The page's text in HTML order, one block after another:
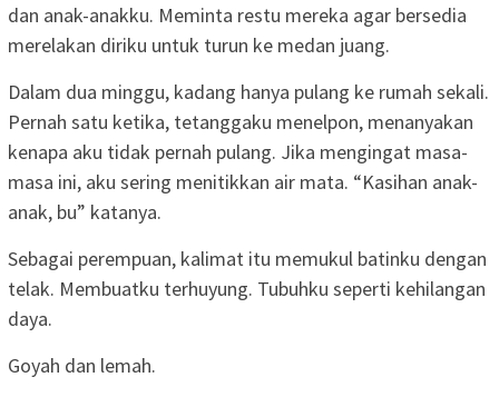
dan anak-anakku. Meminta restu mereka agar bersedia
merelakan diriku untuk turun ke medan juang.
Dalam dua minggu, kadang hanya pulang ke rumah sekali.
Pernah satu ketika, tetanggaku menelpon, menanyakan
kenapa aku tidak pernah pulang. Jika mengingat masa-
masa ini, aku sering menitikkan air mata. “Kasihan anak-
anak, bu” katanya.
Sebagai perempuan, kalimat itu memukul batinku dengan
telak. Membuatku terhuyung. Tubuhku seperti kehilangan
daya.
Goyah dan lemah.